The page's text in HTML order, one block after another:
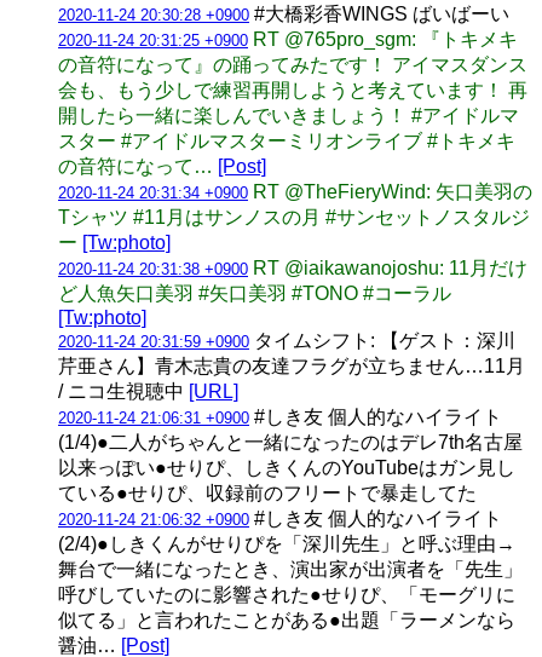
2020-11-24 20:30:28 +0900 #大橋彩香WINGS ばいばーい
2020-11-24 20:31:25 +0900 RT @765pro_sgm: 『トキメキ
の音符になって』の踊ってみたです！ アイマスダンス
会も、もう少しで練習再開しようと考えています！ 再
開したら一緒に楽しんでいきましょう！ #アイドルマ
スター #アイドルマスターミリオンライブ #トキメキ
の音符になって… [Post]
2020-11-24 20:31:34 +0900 RT @TheFieryWind: 矢口美羽の
Tシャツ #11月はサンノスの月 #サンセットノスタルジ
ー [Tw:photo]
2020-11-24 20:31:38 +0900 RT @iaikawanojoshu: 11月だけ
ど人魚矢口美羽 #矢口美羽 #TONO #コーラル
[Tw:photo]
2020-11-24 20:31:59 +0900 タイムシフト: 【ゲスト：深川
芹亜さん】青木志貴の友達フラグが立ちません…11月
/ ニコ生視聴中 [URL]
2020-11-24 21:06:31 +0900 #しき友 個人的なハイライト
(1/4)●二人がちゃんと一緒になったのはデレ7th名古屋
以来っぽい●せりぴ、しきくんのYouTubeはガン見し
ている●せりぴ、収録前のフリートで暴走してた
2020-11-24 21:06:32 +0900 #しき友 個人的なハイライト
(2/4)●しきくんがせりぴを「深川先生」と呼ぶ理由→
舞台で一緒になったとき、演出家が出演者を「先生」
呼びしていたのに影響された●せりぴ、「モーグリに
似てる」と言われたことがある●出題「ラーメンなら
醤油… [Post]